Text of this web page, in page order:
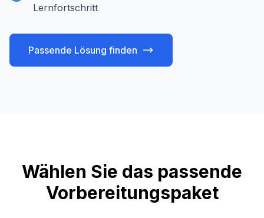
Lernfortschritt
Passende Lösung finden
Wählen Sie das passende
Vorbereitungspaket